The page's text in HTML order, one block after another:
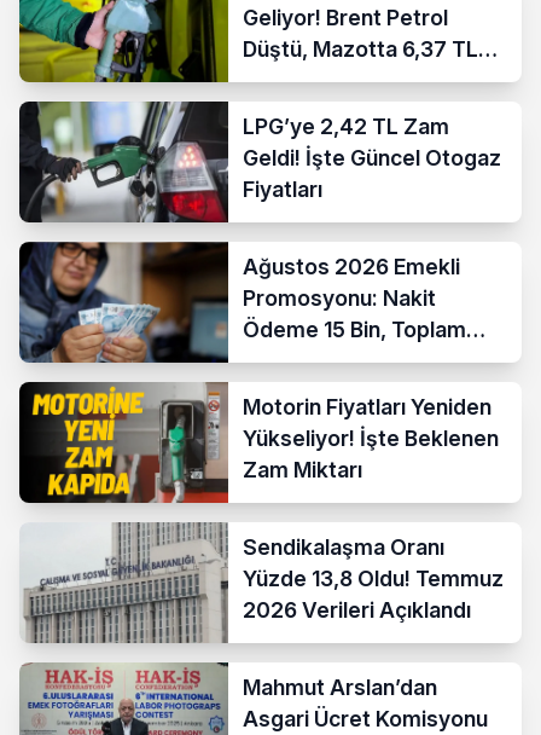
Geliyor! Brent Petrol
Düştü, Mazotta 6,37 TL
İndirim Bekleniyor
LPG’ye 2,42 TL Zam
Geldi! İşte Güncel Otogaz
Fiyatları
Ağustos 2026 Emekli
Promosyonu: Nakit
Ödeme 15 Bin, Toplam
Fırsat 35 Bin TL’ye Çıktı
Motorin Fiyatları Yeniden
Yükseliyor! İşte Beklenen
Zam Miktarı
Sendikalaşma Oranı
Yüzde 13,8 Oldu! Temmuz
2026 Verileri Açıklandı
Mahmut Arslan’dan
Asgari Ücret Komisyonu